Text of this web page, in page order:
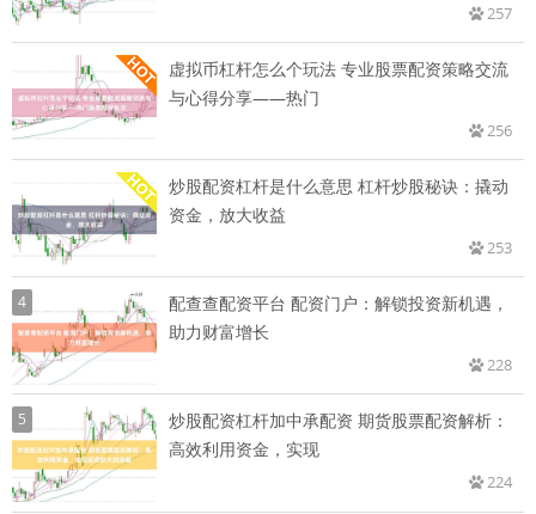
257
虚拟币杠杆怎么个玩法 专业股票配资策略交流
与心得分享——热门
256
炒股配资杠杆是什么意思 杠杆炒股秘诀：撬动
资金，放大收益
253
4
配查查配资平台 配资门户：解锁投资新机遇，
助力财富增长
228
5
炒股配资杠杆加中承配资 期货股票配资解析：
高效利用资金，实现
224